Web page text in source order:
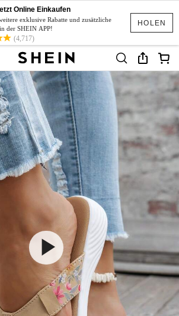
HOLEN
Online Einkaufen
exklusive Rabatte und zusätzliche
der SHEIN APP!
(4,717)